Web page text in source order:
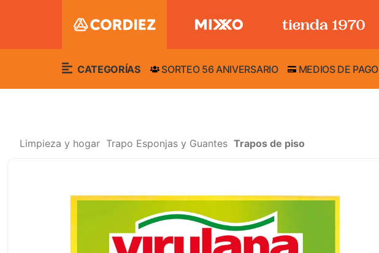
CATEGORÍAS SORTEO 56 ANIVERSARIO MEDIOS DE PAGO
Limpieza y hogar Trapo Esponjas y Guantes Trapos de piso